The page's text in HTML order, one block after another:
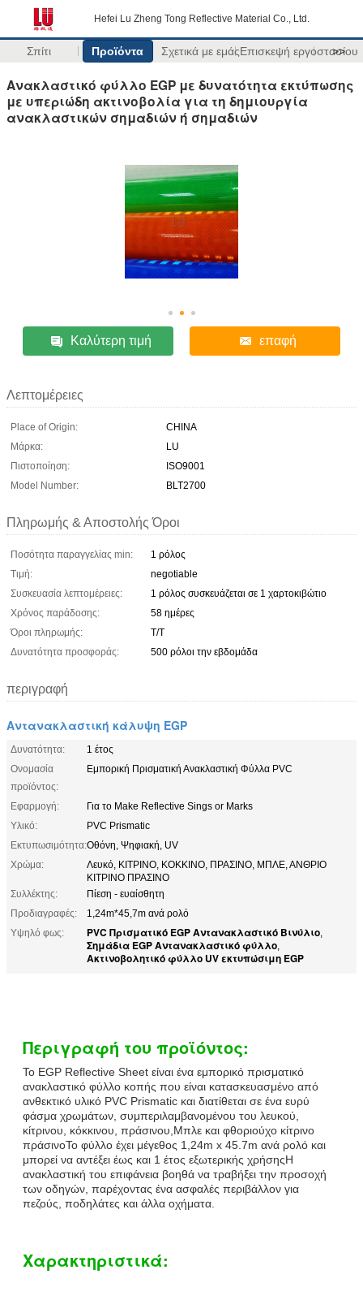
Hefei Lu Zheng Tong Reflective Material Co., Ltd.
Σπίτι Προϊόντα Σχετικά με εμάςΕπισκεψή εργοστασίου
>>
Ανακλαστικό φύλλο EGP με δυνατότητα εκτύπωσης
με υπεριώδη ακτινοβολία για τη δημιουργία
ανακλαστικών σημαδιών ή σημαδιών
Καλύτερη τιμή επαφή
Λεπτομέρειες
Place of Origin:
CHINA
Μάρκα:
LU
Πιστοποίηση:
ISO9001
Model Number:
BLT2700
Πληρωμής & Αποστολής Όροι
Ποσότητα παραγγελίας min:
1 ρόλος
Τιμή:
negotiable
Συσκευασία λεπτομέρειες:
1 ρόλος συσκευάζεται σε 1 χαρτοκιβώτιο
Χρόνος παράδοσης:
58 ημέρες
Όροι πληρωμής:
T/T
Δυνατότητα προσφοράς:
500 ρόλοι την εβδομάδα
περιγραφή
Αντανακλαστική κάλυψη EGP
Δυνατότητα:
1 έτος
Ονομασία
προϊόντος:
Εμπορική Πρισματική Ανακλαστική Φύλλα PVC
Εφαρμογή:
Για το Make Reflective Sings or Marks
Υλικό:
PVC Prismatic
Εκτυπωσιμότητα:Οθόνη, Ψηφιακή, UV
Χρώμα:
Λευκό, ΚΙΤΡΙΝΟ, ΚΟΚΚΙΝΟ, ΠΡΑΣΙΝΟ, ΜΠΛΕ, ΑΝΘΡΙΟ
ΚΙΤΡΙΝΟ ΠΡΑΣΙΝΟ
Συλλέκτης:
Πίεση - ευαίσθητη
Προδιαγραφές:
1,24m*45,7m ανά ρολό
Υψηλό φως:
PVC Πρισματικό EGP Αντανακλαστικό Βινύλιο,
Σημάδια EGP Αντανακλαστικό φύλλο,
Ακτινοβολητικό φύλλο UV εκτυπώσιμη EGP
Περιγραφή του προϊόντος:
Το EGP Reflective Sheet είναι ένα εμπορικό πρισματικό
ανακλαστικό φύλλο κοπής που είναι κατασκευασμένο από
ανθεκτικό υλικό PVC Prismatic και διατίθεται σε ένα ευρύ
φάσμα χρωμάτων, συμπεριλαμβανομένου του λευκού,
κίτρινου, κόκκινου, πράσινου,Μπλε και φθοριούχο κίτρινο
πράσινοΤο φύλλο έχει μέγεθος 1,24m x 45.7m ανά ρολό και
μπορεί να αντέξει έως και 1 έτος εξωτερικής χρήσηςΗ
ανακλαστική του επιφάνεια βοηθά να τραβήξει την προσοχή
των οδηγών, παρέχοντας ένα ασφαλές περιβάλλον για
πεζούς, ποδηλάτες και άλλα οχήματα.
Χαρακτηριστικά: